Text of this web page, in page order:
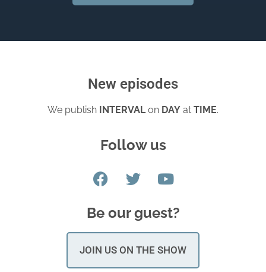
New episodes
We publish INTERVALon DAY at TIME.
Follow us
Be our guest?
JOIN US ON THE SHOW